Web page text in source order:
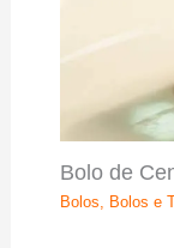
Bolo de
Bolos, Bolos e